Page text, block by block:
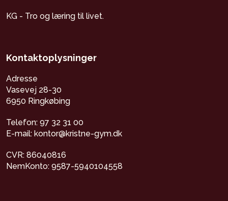
KG - Tro og læring til livet.
Kontaktoplysninger
Adresse
Vasevej 28-30
6950 Ringkøbing
Telefon: 97 32 31 00
E-mail: kontor@kristne-gym.dk
CVR: 86040816
NemKonto: 9587-5940104558